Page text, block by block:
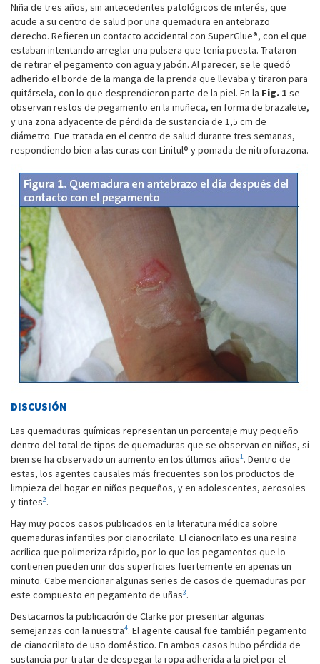
Niña de tres años, sin antecedentes patológicos de interés, que
acude a su centro de salud por una quemadura en antebrazo
derecho. Refieren un contacto accidental con SuperGlue®, con el que
estaban intentando arreglar una pulsera que tenía puesta. Trataron
de retirar el pegamento con agua y jabón. Al parecer, se le quedó
adherido el borde de la manga de la prenda que llevaba y tiraron para
quitársela, con lo que desprendieron parte de la piel. En la Fig. 1 se
observan restos de pegamento en la muñeca, en forma de brazalete,
y una zona adyacente de pérdida de sustancia de 1,5 cm de
diámetro. Fue tratada en el centro de salud durante tres semanas,
respondiendo bien a las curas con Linitul® y pomada de nitrofurazona.
DISCUSIÓN
Las quemaduras químicas representan un porcentaje muy pequeño
dentro del total de tipos de quemaduras que se observan en niños, si
bien se ha observado un aumento en los últimos años1. Dentro de
estas, los agentes causales más frecuentes son los productos de
limpieza del hogar en niños pequeños, y en adolescentes, aerosoles
y tintes2.
Hay muy pocos casos publicados en la literatura médica sobre
quemaduras infantiles por cianocrilato. El cianocrilato es una resina
acrílica que polimeriza rápido, por lo que los pegamentos que lo
contienen pueden unir dos superficies fuertemente en apenas un
minuto. Cabe mencionar algunas series de casos de quemaduras por
este compuesto en pegamento de uñas3.
Destacamos la publicación de Clarke por presentar algunas
semejanzas con la nuestra4. El agente causal fue también pegamento
de cianocrilato de uso doméstico. En ambos casos hubo pérdida de
sustancia por tratar de despegar la ropa adherida a la piel por el